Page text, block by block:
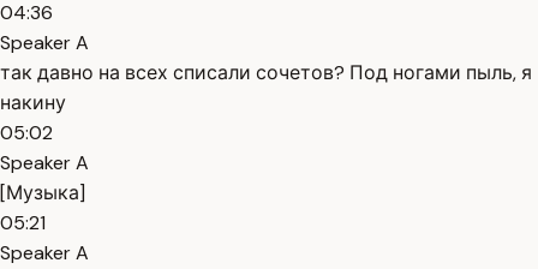
04:36
Speaker A
так давно на всех списали сочетов? Под ногами пыль, я
накину
05:02
Speaker A
[Музыка]
05:21
Speaker A